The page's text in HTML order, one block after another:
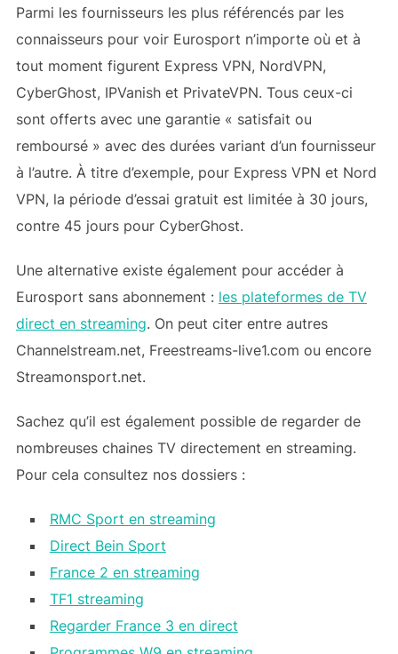
Parmi les fournisseurs les plus référencés par les
connaisseurs pour voir Eurosport n’importe où et à
tout moment figurent Express VPN, NordVPN,
CyberGhost, IPVanish et PrivateVPN. Tous ceux-ci
sont offerts avec une garantie « satisfait ou
remboursé » avec des durées variant d’un fournisseur
à l’autre. À titre d’exemple, pour Express VPN et Nord
VPN, la période d’essai gratuit est limitée à 30 jours,
contre 45 jours pour CyberGhost.
Une alternative existe également pour accéder à
Eurosport sans abonnement : les plateformes de TV
direct en streaming. On peut citer entre autres
Channelstream.net, Freestreams-live1.com ou encore
Streamonsport.net.
Sachez qu’il est également possible de regarder de
nombreuses chaines TV directement en streaming.
Pour cela consultez nos dossiers :
RMC Sport en streaming
Direct Bein Sport
France 2 en streaming
TF1 streaming
Regarder France 3 en direct